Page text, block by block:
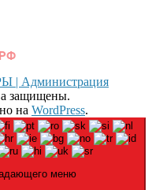
| Администрация
защищены.
на WordPress.